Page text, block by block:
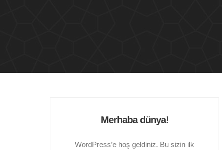
Merhaba dünya!
WordPress’e hoş geldiniz. Bu sizin ilk